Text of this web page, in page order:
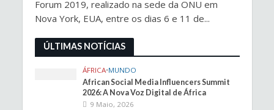
Forum 2019, realizado na sede da ONU em
Nova York, EUA, entre os dias 6 e 11 de...
ÚLTIMAS NOTÍCIAS
ÁFRICA•MUNDO
African Social Media Influencers Summit
2026: A Nova Voz Digital de África
9 Maio, 2026